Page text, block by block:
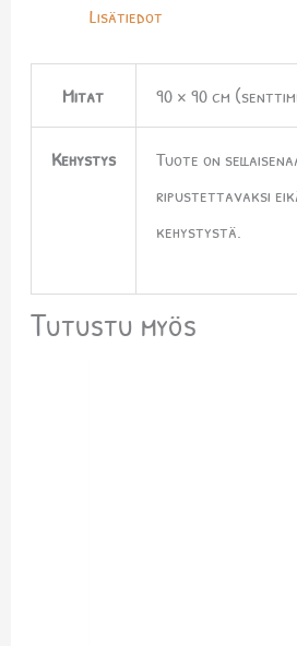
Lisätiedot
Mitat 90 × 90 cm
Kehystys
Tuote on
ripustettavaksi
kehystystä.
Tutustu myös